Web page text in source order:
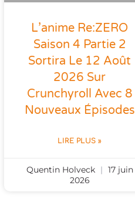
L’anime Re:ZERO
Saison 4 Partie 2
Sortira Le 12 Août
2026 Sur
Crunchyroll Avec 8
Nouveaux Épisodes
LIRE PLUS »
Quentin Holveck
17 juin
2026